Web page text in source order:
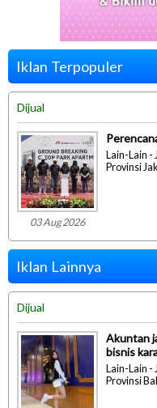
Iklan Terpopuler
Dijual
03 Aug 2026
Lain-Lain -
Provinsi
Iklan Lainnya
Dijual
Akuntan
bisnis
Lain-Lain -
Provinsi